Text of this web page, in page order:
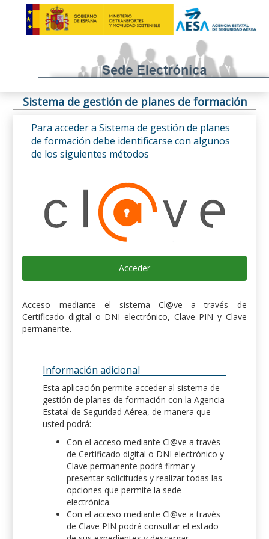
Sistema de gestión de planes de formación
Para acceder a Sistema de gestión de planes
de formación debe identificarse con algunos
de los siguientes métodos
Acceder
Acceso mediante el sistema Cl@ve a través de
Certificado digital o DNI electrónico, Clave PIN y Clave
permanente.
Información adicional
Esta aplicación permite acceder al sistema de
gestión de planes de formación con la Agencia
Estatal de Seguridad Aérea, de manera que
usted podrá:
Con el acceso mediante Cl@ve a través
de Certificado digital o DNI electrónico y
Clave permanente podrá firmar y
presentar solicitudes y realizar todas las
opciones que permite la sede
electrónica.
Con el acceso mediante Cl@ve a través
de Clave PIN podrá consultar el estado